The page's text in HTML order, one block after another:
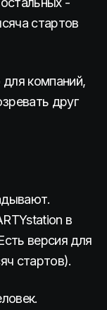
стартов
компаний,
друг
в
версия для
стартов).